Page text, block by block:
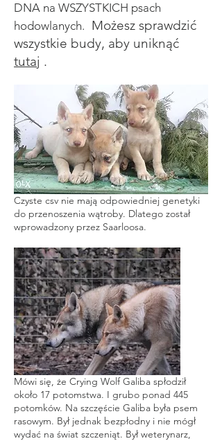
DNA na WSZYSTKICH psach
hodowlanych. Możesz sprawdzić
wszystkie budy, aby uniknąć
tutaj .
Czyste csv nie mają odpowiedniej genetyki
do przenoszenia wątroby. Dlatego został
wprowadzony przez Saarloosa.
Mówi się, że Crying Wolf Galiba spłodził
około 17 potomstwa. I grubo ponad 445
potomków. Na szczęście Galiba była psem
rasowym. Był jednak bezpłodny i nie mógł
wydać na świat szczeniąt. Był weterynarz,